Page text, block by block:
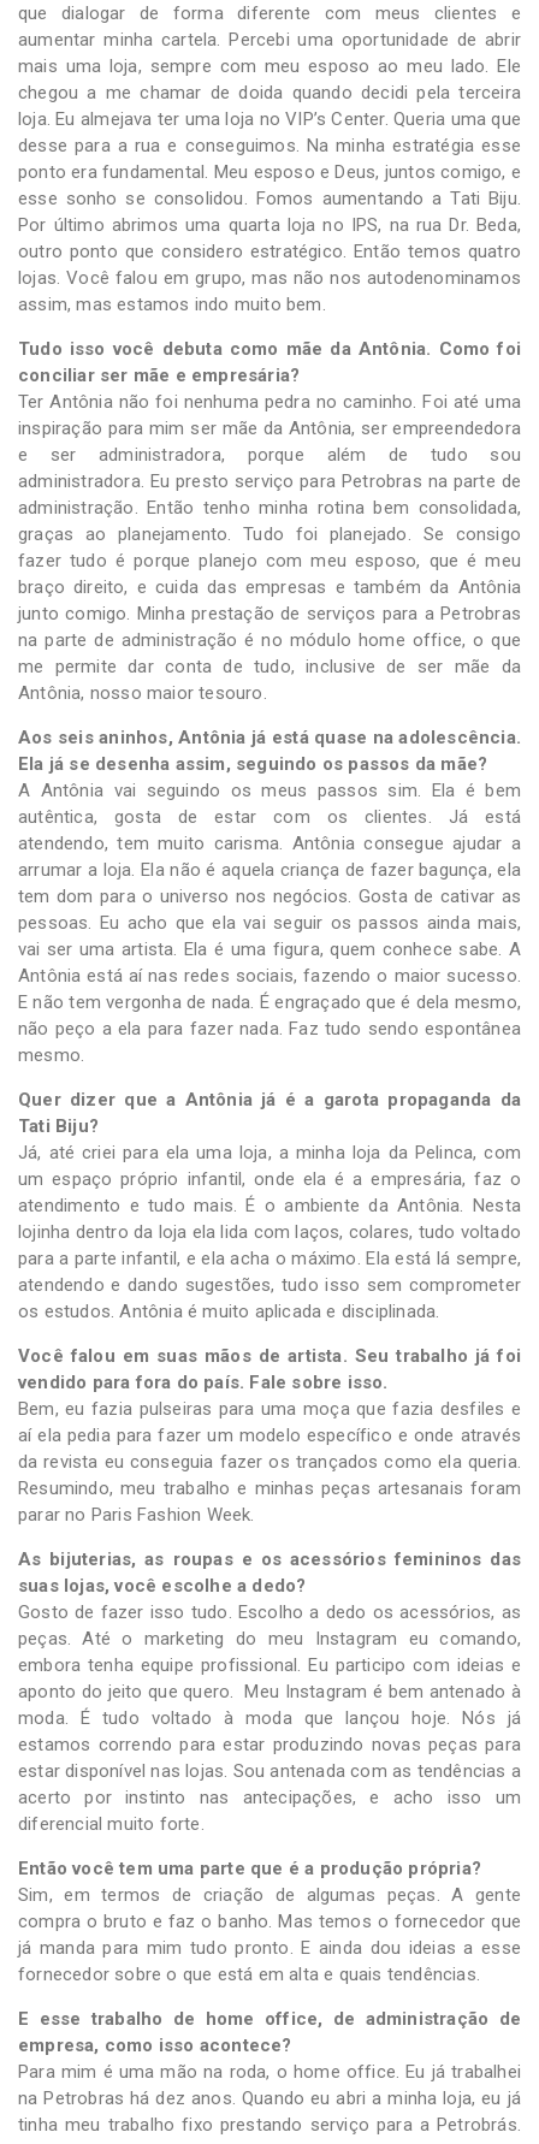
que dialogar de forma diferente com meus clientes e
aumentar minha cartela. Percebi uma oportunidade de abrir
mais uma loja, sempre com meu esposo ao meu lado. Ele
chegou a me chamar de doida quando decidi pela terceira
loja. Eu almejava ter uma loja no VIP’s Center. Queria uma que
desse para a rua e conseguimos. Na minha estratégia esse
ponto era fundamental. Meu esposo e Deus, juntos comigo, e
esse sonho se consolidou. Fomos aumentando a Tati Biju.
Por último abrimos uma quarta loja no IPS, na rua Dr. Beda,
outro ponto que considero estratégico. Então temos quatro
lojas. Você falou em grupo, mas não nos autodenominamos
assim, mas estamos indo muito bem.
Tudo isso você debuta como mãe da Antônia. Como foi
conciliar ser mãe e empresária?
Ter Antônia não foi nenhuma pedra no caminho. Foi até uma
inspiração para mim ser mãe da Antônia, ser empreendedora
e ser administradora, porque além de tudo sou
administradora. Eu presto serviço para Petrobras na parte de
administração. Então tenho minha rotina bem consolidada,
graças ao planejamento. Tudo foi planejado. Se consigo
fazer tudo é porque planejo com meu esposo, que é meu
braço direito, e cuida das empresas e também da Antônia
junto comigo. Minha prestação de serviços para a Petrobras
na parte de administração é no módulo home office, o que
me permite dar conta de tudo, inclusive de ser mãe da
Antônia, nosso maior tesouro.
Aos seis aninhos, Antônia já está quase na adolescência.
Ela já se desenha assim, seguindo os passos da mãe?
A Antônia vai seguindo os meus passos sim. Ela é bem
autêntica, gosta de estar com os clientes. Já está
atendendo, tem muito carisma. Antônia consegue ajudar a
arrumar a loja. Ela não é aquela criança de fazer bagunça, ela
tem dom para o universo nos negócios. Gosta de cativar as
pessoas. Eu acho que ela vai seguir os passos ainda mais,
vai ser uma artista. Ela é uma figura, quem conhece sabe. A
Antônia está aí nas redes sociais, fazendo o maior sucesso.
E não tem vergonha de nada. É engraçado que é dela mesmo,
não peço a ela para fazer nada. Faz tudo sendo espontânea
mesmo.
Quer dizer que a Antônia já é a garota propaganda da
Tati Biju?
Já, até criei para ela uma loja, a minha loja da Pelinca, com
um espaço próprio infantil, onde ela é a empresária, faz o
atendimento e tudo mais. É o ambiente da Antônia. Nesta
lojinha dentro da loja ela lida com laços, colares, tudo voltado
para a parte infantil, e ela acha o máximo. Ela está lá sempre,
atendendo e dando sugestões, tudo isso sem comprometer
os estudos. Antônia é muito aplicada e disciplinada.
Você falou em suas mãos de artista. Seu trabalho já foi
vendido para fora do país. Fale sobre isso.
Bem, eu fazia pulseiras para uma moça que fazia desfiles e
aí ela pedia para fazer um modelo específico e onde através
da revista eu conseguia fazer os trançados como ela queria.
Resumindo, meu trabalho e minhas peças artesanais foram
parar no Paris Fashion Week.
As bijuterias, as roupas e os acessórios femininos das
suas lojas, você escolhe a dedo?
Gosto de fazer isso tudo. Escolho a dedo os acessórios, as
peças. Até o marketing do meu Instagram eu comando,
embora tenha equipe profissional. Eu participo com ideias e
aponto do jeito que quero. Meu Instagram é bem antenado à
moda. É tudo voltado à moda que lançou hoje. Nós já
estamos correndo para estar produzindo novas peças para
estar disponível nas lojas. Sou antenada com as tendências a
acerto por instinto nas antecipações, e acho isso um
diferencial muito forte.
Então você tem uma parte que é a produção própria?
Sim, em termos de criação de algumas peças. A gente
compra o bruto e faz o banho. Mas temos o fornecedor que
já manda para mim tudo pronto. E ainda dou ideias a esse
fornecedor sobre o que está em alta e quais tendências.
E esse trabalho de home office, de administração de
empresa, como isso acontece?
Para mim é uma mão na roda, o home office. Eu já trabalhei
na Petrobras há dez anos. Quando eu abri a minha loja, eu já
tinha meu trabalho fixo prestando serviço para a Petrobrás.